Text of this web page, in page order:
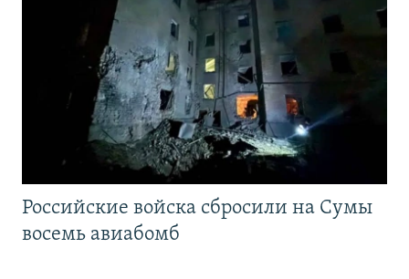
Российские войска сбросили на Сумы
восемь авиабомб